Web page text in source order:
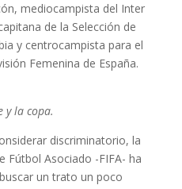
mediocampista del Inter
de la Selección de
y centrocampista para el
Femenina de España.
y la copa.
discriminatorio, la
Fútbol Asociado -FIFA- ha
un trato un poco